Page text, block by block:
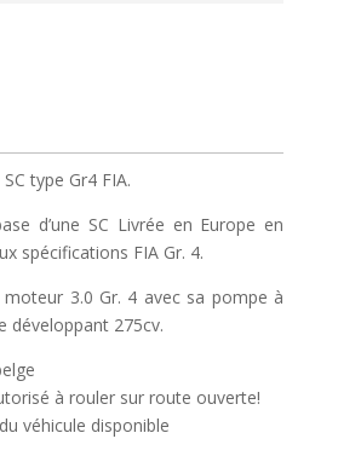
type Gr4 FIA.
d’une SC Livrée en Europe en
spécifications FIA Gr. 4.
moteur 3.0 Gr. 4 avec sa pompe à
développant 275cv.
à rouler sur route ouverte!
véhicule disponible